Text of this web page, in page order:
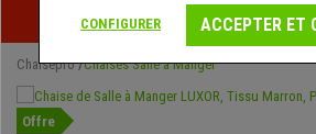
exclusives pour une durée
Chaisepro Chaises Salle à Manger
Offre
CONFIGURER ACCEPTER ET